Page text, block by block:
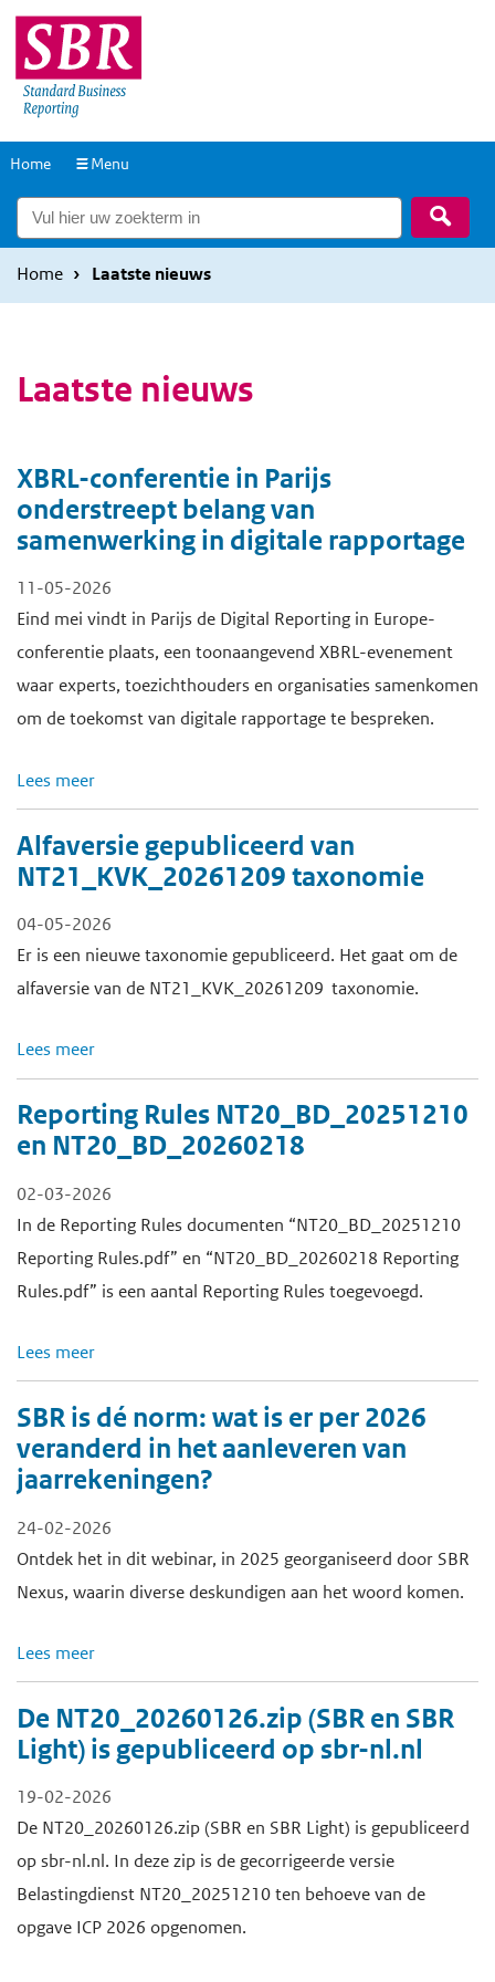
Overslaan
en
naar
inhoud
Overslaan
en
naar
hoofdnavigatie
Naar
homepage
Home Menu
Home Laatste nieuws
Laatste nieuws
XBRL-conferentie in Parijs
onderstreept belang van
samenwerking in digitale rapportage
11-05-2026
Eind mei vindt in Parijs de Digital Reporting in Europe-
conferentie plaats, een toonaangevend XBRL-evenement
waar experts, toezichthouders en organisaties samenkomen
om de toekomst van digitale rapportage te bespreken.
Lees meer
Alfaversie gepubliceerd van
NT21_KVK_20261209 taxonomie
04-05-2026
Er is een nieuwe taxonomie gepubliceerd. Het gaat om de
alfaversie van de NT21_KVK_20261209 taxonomie.
Lees meer
Reporting Rules NT20_BD_20251210
en NT20_BD_20260218
02-03-2026
In de Reporting Rules documenten “NT20_BD_20251210
Reporting Rules.pdf” en “NT20_BD_20260218 Reporting
Rules.pdf” is een aantal Reporting Rules toegevoegd.
Lees meer
SBR is dé norm: wat is er per 2026
veranderd in het aanleveren van
jaarrekeningen?
24-02-2026
Ontdek het in dit webinar, in 2025 georganiseerd door SBR
Nexus, waarin diverse deskundigen aan het woord komen.
Lees meer
De NT20_20260126.zip (SBR en SBR
Light) is gepubliceerd op sbr-nl.nl
19-02-2026
De NT20_20260126.zip (SBR en SBR Light) is gepubliceerd
op sbr-nl.nl. In deze zip is de gecorrigeerde versie
Belastingdienst NT20_20251210 ten behoeve van de
opgave ICP 2026 opgenomen.